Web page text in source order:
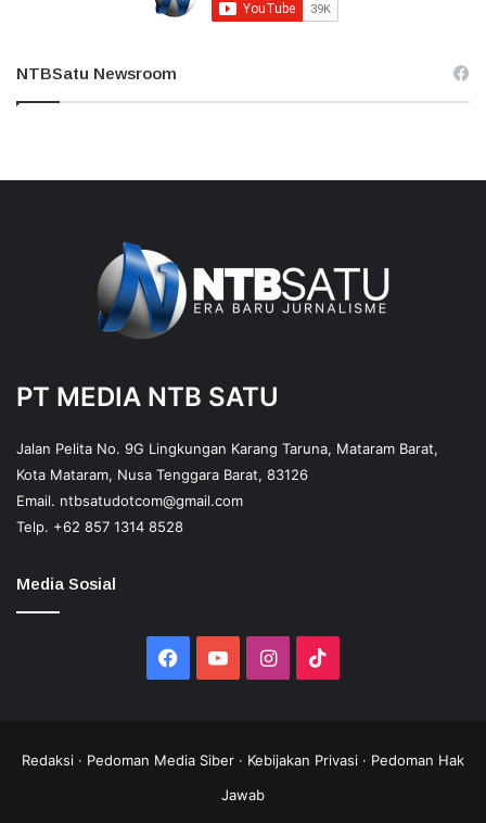
NTBSatu Newsroom
PT MEDIA NTB SATU
Jalan Pelita No. 9G Lingkungan Karang Taruna, Mataram Barat,
Kota Mataram, Nusa Tenggara Barat, 83126
Email. ntbsatudotcom@gmail.com
Telp. +62 857 1314 8528
Media Sosial
Facebook
YouTubeInstagram
Redaksi · Pedoman Media Siber · Kebijakan Privasi · Pedoman Hak
Jawab